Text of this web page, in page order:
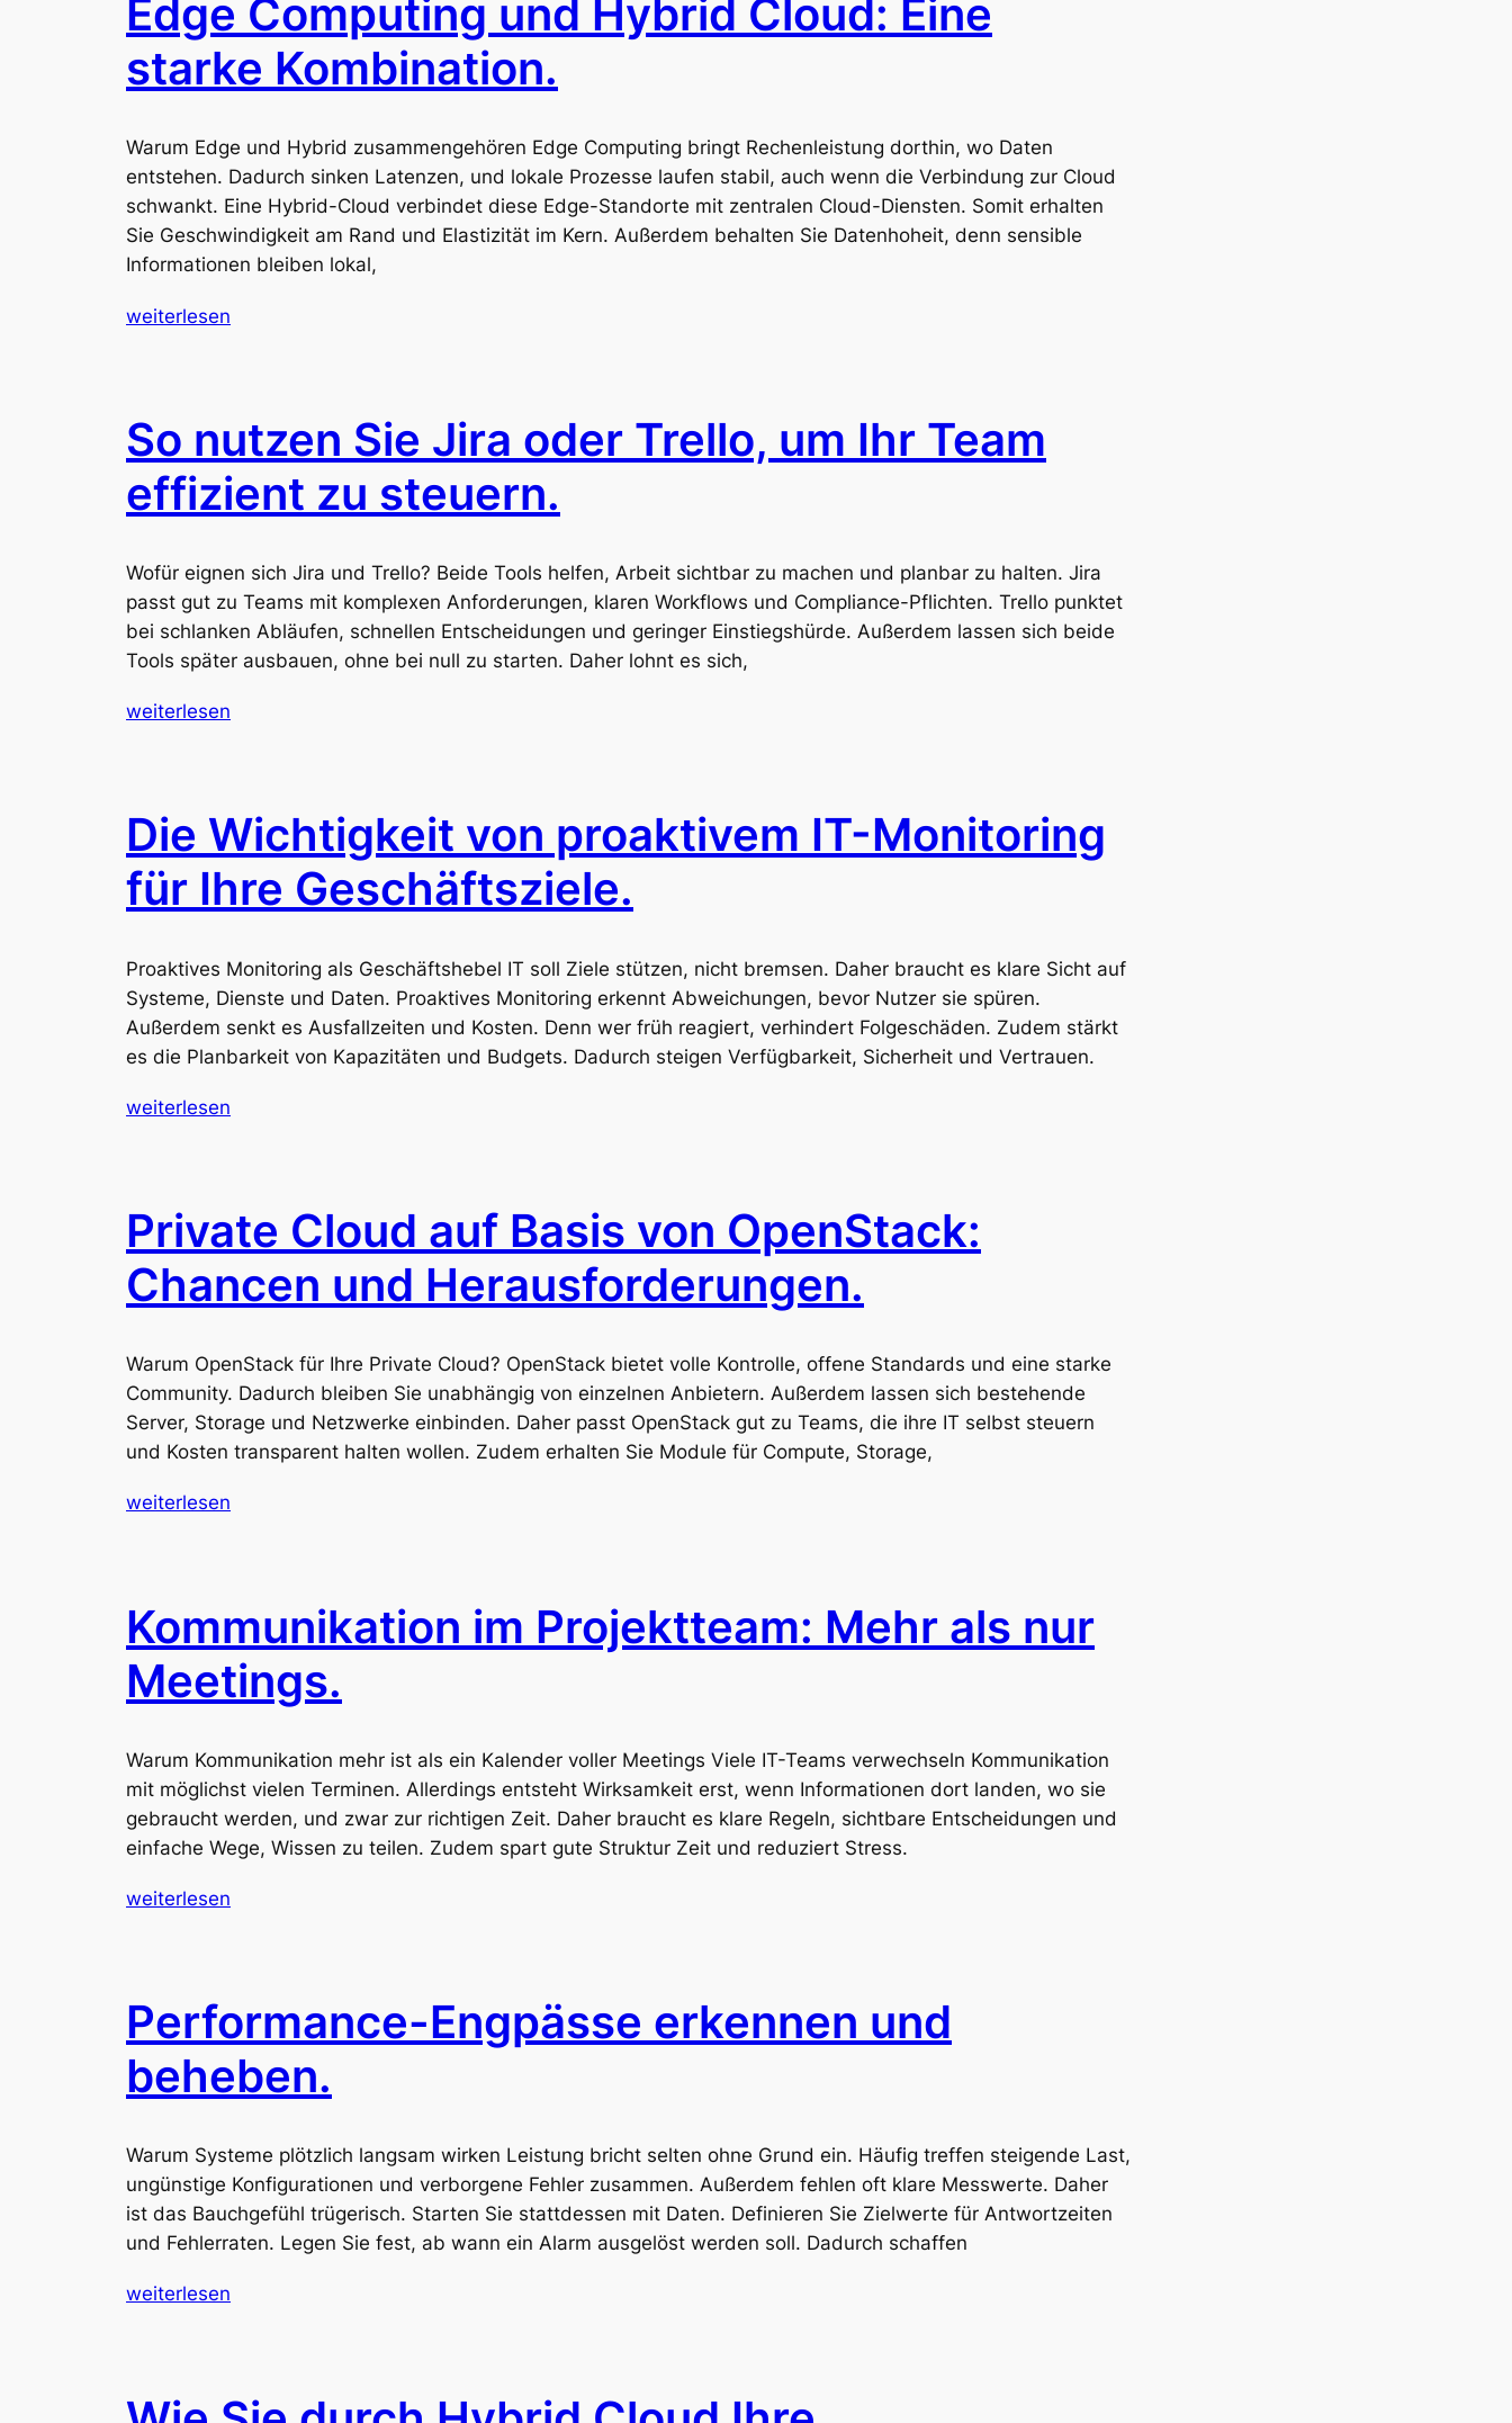
Edge Computing und Hybrid Cloud: Eine
starke Kombination.
Warum Edge und Hybrid zusammengehören Edge Computing bringt Rechenleistung dorthin, wo Daten
entstehen. Dadurch sinken Latenzen, und lokale Prozesse laufen stabil, auch wenn die Verbindung zur Cloud
schwankt. Eine Hybrid-Cloud verbindet diese Edge-Standorte mit zentralen Cloud-Diensten. Somit erhalten
Sie Geschwindigkeit am Rand und Elastizität im Kern. Außerdem behalten Sie Datenhoheit, denn sensible
Informationen bleiben lokal,
weiterlesen
So nutzen Sie Jira oder Trello, um Ihr Team
effizient zu steuern.
Wofür eignen sich Jira und Trello? Beide Tools helfen, Arbeit sichtbar zu machen und planbar zu halten. Jira
passt gut zu Teams mit komplexen Anforderungen, klaren Workflows und Compliance-Pflichten. Trello punktet
bei schlanken Abläufen, schnellen Entscheidungen und geringer Einstiegshürde. Außerdem lassen sich beide
Tools später ausbauen, ohne bei null zu starten. Daher lohnt es sich,
weiterlesen
Die Wichtigkeit von proaktivem IT-Monitoring
für Ihre Geschäftsziele.
Proaktives Monitoring als Geschäftshebel IT soll Ziele stützen, nicht bremsen. Daher braucht es klare Sicht auf
Systeme, Dienste und Daten. Proaktives Monitoring erkennt Abweichungen, bevor Nutzer sie spüren.
Außerdem senkt es Ausfallzeiten und Kosten. Denn wer früh reagiert, verhindert Folgeschäden. Zudem stärkt
es die Planbarkeit von Kapazitäten und Budgets. Dadurch steigen Verfügbarkeit, Sicherheit und Vertrauen.
weiterlesen
Private Cloud auf Basis von OpenStack:
Chancen und Herausforderungen.
Warum OpenStack für Ihre Private Cloud? OpenStack bietet volle Kontrolle, offene Standards und eine starke
Community. Dadurch bleiben Sie unabhängig von einzelnen Anbietern. Außerdem lassen sich bestehende
Server, Storage und Netzwerke einbinden. Daher passt OpenStack gut zu Teams, die ihre IT selbst steuern
und Kosten transparent halten wollen. Zudem erhalten Sie Module für Compute, Storage,
weiterlesen
Kommunikation im Projektteam: Mehr als nur
Meetings.
Warum Kommunikation mehr ist als ein Kalender voller Meetings Viele IT-Teams verwechseln Kommunikation
mit möglichst vielen Terminen. Allerdings entsteht Wirksamkeit erst, wenn Informationen dort landen, wo sie
gebraucht werden, und zwar zur richtigen Zeit. Daher braucht es klare Regeln, sichtbare Entscheidungen und
einfache Wege, Wissen zu teilen. Zudem spart gute Struktur Zeit und reduziert Stress.
weiterlesen
Performance-Engpässe erkennen und
beheben.
Warum Systeme plötzlich langsam wirken Leistung bricht selten ohne Grund ein. Häufig treffen steigende Last,
ungünstige Konfigurationen und verborgene Fehler zusammen. Außerdem fehlen oft klare Messwerte. Daher
ist das Bauchgefühl trügerisch. Starten Sie stattdessen mit Daten. Definieren Sie Zielwerte für Antwortzeiten
und Fehlerraten. Legen Sie fest, ab wann ein Alarm ausgelöst werden soll. Dadurch schaffen
weiterlesen